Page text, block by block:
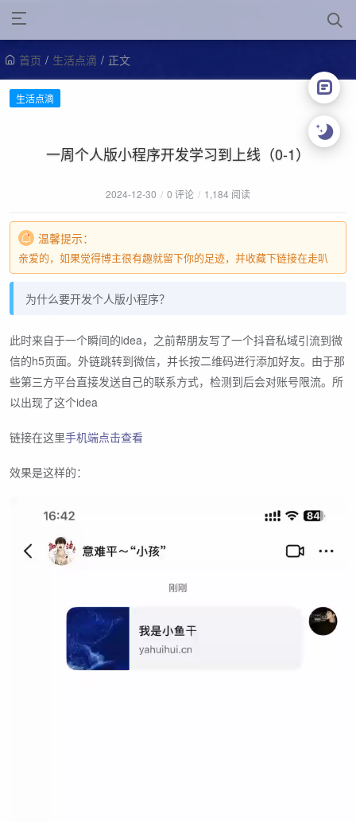
首页 / 生活点滴 / 正文
生活点滴
一周个人版小程序开发学习到上线（0-1）
2024-12-30 / 0 评论 / 1,184 阅读
温馨提示：
亲爱的，如果觉得博主很有趣就留下你的足迹，并收藏下链接在走叭
为什么要开发个人版小程序？
此时来自于一个瞬间的idea，之前帮朋友写了一个抖音私域引流到微
信的h5页面。外链跳转到微信，并长按二维码进行添加好友。由于那
些第三方平台直接发送自己的联系方式，检测到后会对账号限流。所
以出现了这个idea
链接在这里手机端点击查看
效果是这样的：